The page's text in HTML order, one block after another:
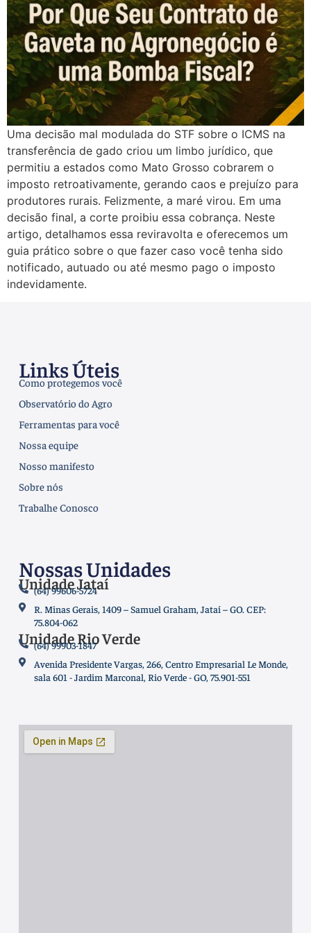
Uma decisão mal modulada do STF sobre o ICMS na
transferência de gado criou um limbo jurídico, que
permitiu a estados como Mato Grosso cobrarem o
imposto retroativamente, gerando caos e prejuízo para
produtores rurais. Felizmente, a maré virou. Em uma
decisão final, a corte proibiu essa cobrança. Neste
artigo, detalhamos essa reviravolta e oferecemos um
guia prático sobre o que fazer caso você tenha sido
notificado, autuado ou até mesmo pago o imposto
indevidamente.
Links Úteis
Como protegemos você
Observatório do Agro
Ferramentas para você
Nossa equipe
Nosso manifesto
Sobre nós
Trabalhe Conosco
Nossas Unidades
Unidade Jataí
(64) 99606-5724
R. Minas Gerais, 1409 – Samuel Graham, Jataí – GO. CEP:
75.804-062
Unidade Rio Verde
(64) 99903-1847
Avenida Presidente Vargas, 266, Centro Empresarial Le Monde,
sala 601 - Jardim Marconal, Rio Verde - GO, 75.901-551